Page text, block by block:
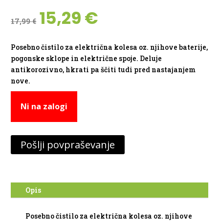
17,99€ Izvirna
cena
je
bila:
17,99 €.
15,29€
je:
15,29 €.
Posebno čistilo za električna kolesa oz. njihove baterije,
pogonske sklope in električne spoje. Deluje
antikorozivno, hkrati pa ščiti tudi pred nastajanjem
nove.
Ni na zalogi
Pošlji povpraševanje
Opis
Posebno čistilo za električna kolesa oz. njihove